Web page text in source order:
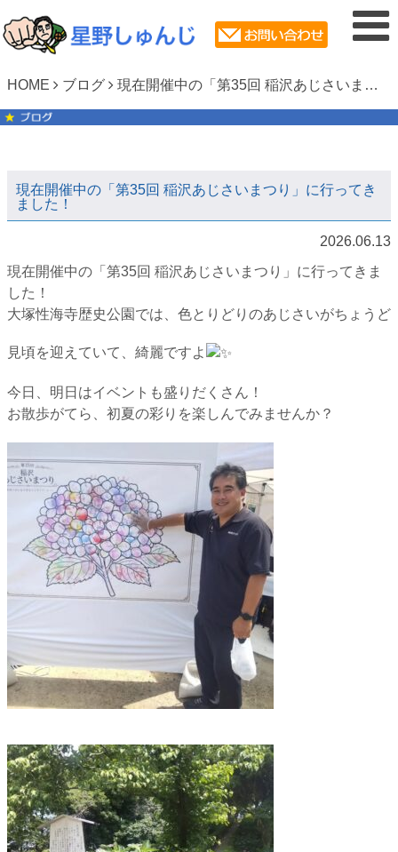
HOME ブログ 現在開催中の「第35回 稲沢あじさいまつり」に行ってきました！
現在開催中の「第35回 稲沢あじさいまつり」に行ってき
ました！
2026.06.13
現在開催中の「第35回 稲沢あじさいまつり」に行ってきま
した！
大塚性海寺歴史公園では、色とりどりのあじさいがちょうど
見頃を迎えていて、綺麗ですよ
​今日、明日はイベントも盛りだくさん！
お散歩がてら、初夏の彩りを楽しんでみませんか？